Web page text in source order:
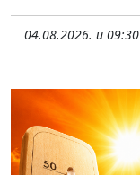
04.08.2026. u 09:30